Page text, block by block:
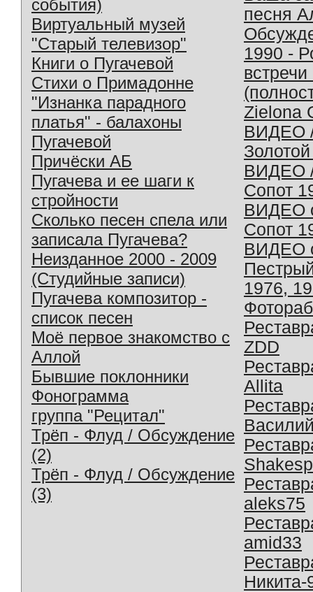
события)
Виртуальный музей
"Старый телевизор"
Книги о Пугачевой
Стихи о Примадонне
"Изнанка парадного
платья" - балахоны
Пугачевой
Причёски АБ
Пугачева и ее шаги к
стройности
Сколько песен спела или
записала Пугачева?
Неизданное 2000 - 2009
(Студийные записи)
Пугачева композитор -
список песен
Моё первое знакомство с
Аллой
Бывшие поклонники
Фонограмма
группа "Рецитал"
Трёп - Флуд / Обсуждение
(2)
Трёп - Флуд / Обсуждение
(3)
песня
1990 -
Zielona
ВИДЕО
ВИДЕО
Сопот
ВИДЕО
Сопот
ВИДЕО
1976,
ZDD
Allita
aleks75
amid33
Никита-